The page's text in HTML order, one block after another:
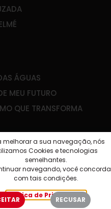
ÁGUAS
MEU FUTURO
QUE TRANSFORMA
melhorar a sua navegação, nós
Cookies e tecnologias
semelhantes.
navegando, você concorda
com tais condições.
Política de Privacidade
RECUSAR